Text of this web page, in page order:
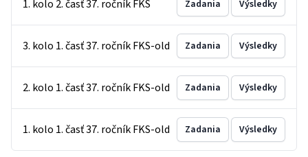
1. kolo 2. časť 37. ročník FKS Zadania Výsledky
3. kolo 1. časť 37. ročník FKS-old Zadania Výsledky
2. kolo 1. časť 37. ročník FKS-old Zadania Výsledky
1. kolo 1. časť 37. ročník FKS-old Zadania Výsledky